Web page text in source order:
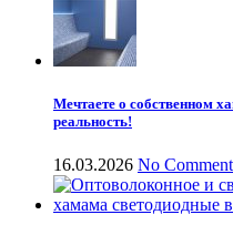
Мечтаете о собственном
реальность!
16.03.2026 No